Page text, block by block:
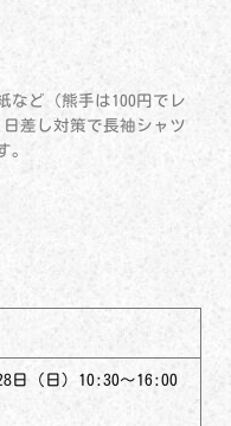
など（熊手は100円でレ
差し対策で長袖シャツ
。
日（日）10:30～16:00